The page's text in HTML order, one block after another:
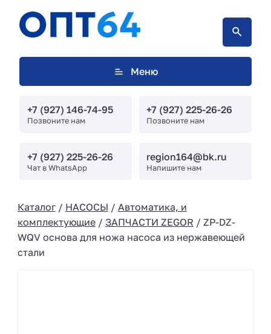
Меню
+7 (927) 146-74-95
Позвоните нам
+7 (927) 225-26-26
Позвоните нам
+7 (927) 225-26-26
Чат в WhatsApp
region164@bk.ru
Напишите нам
Каталог/ НАСОСЫ / Автоматика, и
комплектующие/ ЗАПЧАСТИ ZEGOR / ZP-DZ-
WQV основа для ножа насоса из нержавеющей
стали